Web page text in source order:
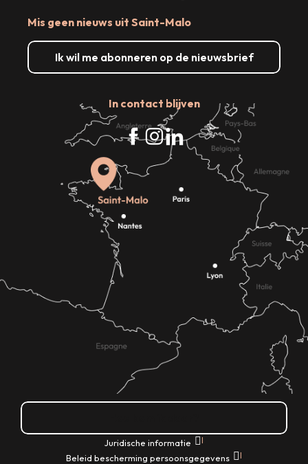
Mis geen nieuws uit Saint-Malo
Ik wil me abonneren op de nieuwsbrief
In contact blijven
Juridische informatie |
Beleid bescherming persoonsgegevens |